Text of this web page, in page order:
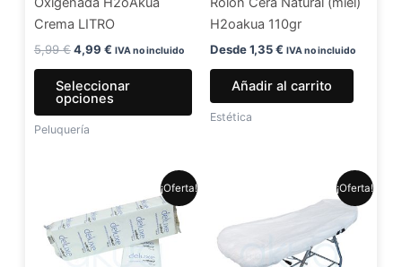
Crema LITRO
5,99€4,99 € IVA no incluido
Seleccionar
opciones
pueden
elegir
la
página
de
Peluquería
H2oakua 110gr
Desde1,35€ IVA no incluido
Añadir al carrito
Estética
¡Oferta!
original
era:
7,99 €.
precio
actual
es:
6,49 €.
¡Oferta!
original
era:
actual
1,20 €.